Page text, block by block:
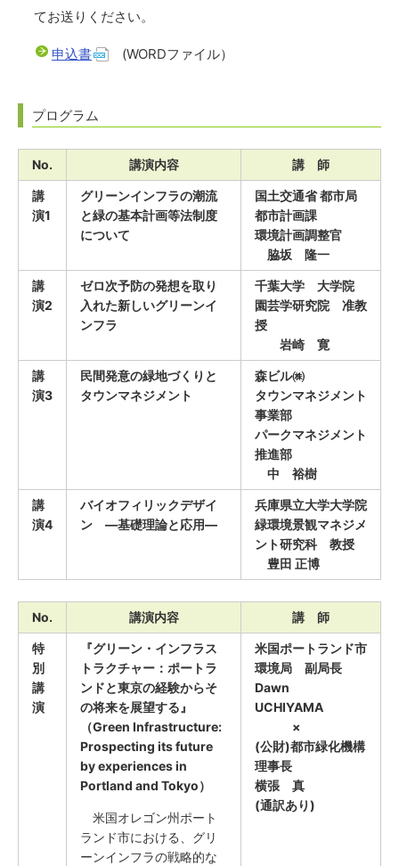
てお送りください。
申込書 (WORDファイル）
プログラム
No. 講演内容 講 師
講
演1
グリーンインフラの潮流
と緑の基本計画等法制度
について
国土交通省 都市局
都市計画課
環境計画調整官
脇坂 隆一
講
演2
ゼロ次予防の発想を取り
入れた新しいグリーンイ
ンフラ
千葉大学 大学院
園芸学研究院 准教
授
岩崎 寛
講
演3
民間発意の緑地づくりと
タウンマネジメント
森ビル㈱
タウンマネジメント
事業部
パークマネジメント
推進部
中 裕樹
講
演4
バイオフィリックデザイ
ン ―基礎理論と応用―
兵庫県立大学大学院
緑環境景観マネジメ
ント研究科 教授
豊田 正博
No. 講演内容 講 師
特
別
講
演
『グリーン・インフラス
トラクチャー：ポートラ
ンドと東京の経験からそ
の将来を展望する』
（Green Infrastructure:
Prospecting its future
by experiences in
Portland and Tokyo）
米国オレゴン州ポート
ランド市における、グリ
ーンインフラの戦略的な
米国ポートランド市
環境局 副局長
Dawn
UCHIYAMA
×
(公財)都市緑化機構
理事長
横張 真
(通訳あり)